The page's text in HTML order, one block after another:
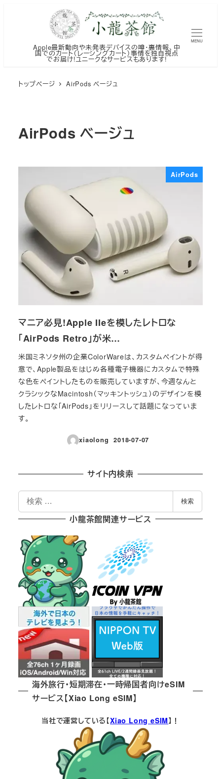
Apple最新動向や未発表デバイスの噂・裏情報、中
国でのカート（レーシングカート）事情を独自視点
でお届け!ユニークなサービスもあります!
MENU
トップページ AirPods ベージュ
AirPods ベージュ
AirPods
マニア必見!Apple IIeを模したレトロな
「AirPods Retro」が米…
米国ミネソタ州の企業ColorWareは、カスタムペイントが得
意で、Apple製品をはじめ各種電子機器にカスタムで特殊
な色をペイントしたものを販売していますが、今週なんと
クラシックなMacintosh（マッキントッシュ）のデザインを模
したレトロな「AirPods」をリリースして話題になっていま
す。
xiaolong
投稿日
2018-07-07
サイト内検索
検
索
検索
小龍茶館関連サービス
海外旅行・短期滞在・一時帰国者向けeSIM
サービス【Xiao Long eSIM】
当社で運営している【Xiao Long eSIM】！